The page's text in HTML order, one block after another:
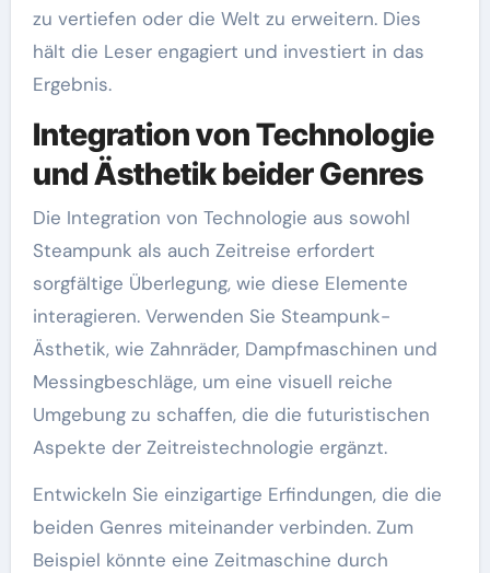
zu vertiefen oder die Welt zu erweitern. Dies
hält die Leser engagiert und investiert in das
Ergebnis.
Integration von Technologie
und Ästhetik beider Genres
Die Integration von Technologie aus sowohl
Steampunk als auch Zeitreise erfordert
sorgfältige Überlegung, wie diese Elemente
interagieren. Verwenden Sie Steampunk-
Ästhetik, wie Zahnräder, Dampfmaschinen und
Messingbeschläge, um eine visuell reiche
Umgebung zu schaffen, die die futuristischen
Aspekte der Zeitreistechnologie ergänzt.
Entwickeln Sie einzigartige Erfindungen, die die
beiden Genres miteinander verbinden. Zum
Beispiel könnte eine Zeitmaschine durch